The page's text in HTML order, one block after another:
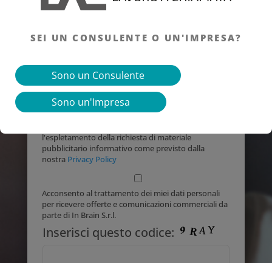
Leggendo il presente modulo comprendi che i dati
l'espletamento della richiesta di materiale
pubblicitario informativo come previsto dalla
nostra Privacy Policy
Acconsento al trattamento dei miei dati personali
per ricevere offerte e comunicazioni commerciali da
parte di In Brain S.r.l.
Inserisci questo codice:
SEI UN CONSULENTE O UN'IMPRESA?
Sono un Consulente
Sono un'Impresa